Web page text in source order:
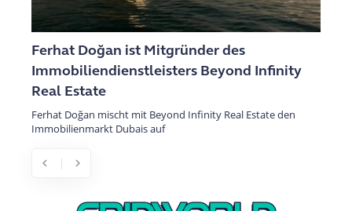
Ferhat Doğan ist Mitgründer des
Immobiliendienstleisters Beyond Infinity
Real Estate
Ferhat Doğan mischt mit Beyond Infinity Real Estate den
Immobilienmarkt Dubais auf
chevron_left chevron_right